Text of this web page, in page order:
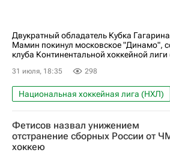
Двукратный обладатель Кубка
Мамин покинул московское "Динамо",
клуба Континентальной хоккейной
31 июля, 18:35 298
Национальная хоккейная лига (НХЛ)
Спорт
Максим Мамин
ХК Динамо (Москва)
ЦСКА
Флорида Пантерз
Фетисов назвал унижением
отстранение сборных России от
хоккею